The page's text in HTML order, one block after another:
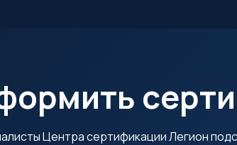
Центра сертификации Легион